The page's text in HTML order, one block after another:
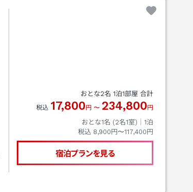
おとな2名 1泊1部屋 合計
税込 17,800 円 〜 234,800 円
おとな1名 (2名1室)｜ 1泊
税込 8,900円〜117,400円
宿泊プランを見る